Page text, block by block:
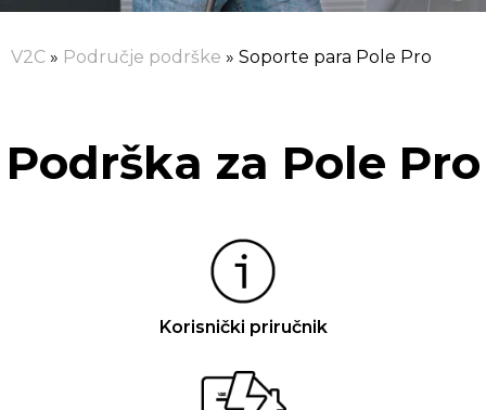
V2C » Područje podrške » Soporte para Pole Pro
Podrška za Pole Pro
Korisnički priručnik